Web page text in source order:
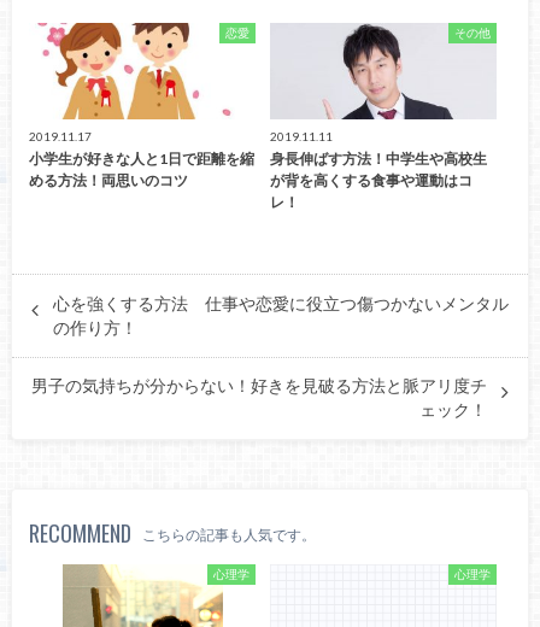
恋愛
2019.11.17
小学生が好きな人と1日で距離を縮
める方法！両思いのコツ
その他
2019.11.11
身長伸ばす方法！中学生や高校生
が背を高くする食事や運動はコ
レ！
心を強くする方法 仕事や恋愛に役立つ傷つかないメンタル
の作り方！
男子の気持ちが分からない！好きを見破る方法と脈アリ度チ
ェック！
RECOMMEND こちらの記事も人気です。
心理学 心理学